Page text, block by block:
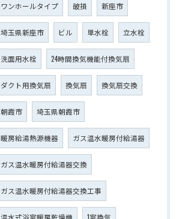
ワンホールタイプ 破損 新座市
埼玉県新座市 ビル 単水栓 立水栓
洗面用水栓 24時間換気機能付換気扇
ダクト用換気扇 換気扇 換気扇交換
朝霞市 埼玉県朝霞市
暖房給湯熱源機器 ガス温水暖房付給湯器
ガス温水暖房付給湯器交換
ガス温水暖房付給湯器交換工事